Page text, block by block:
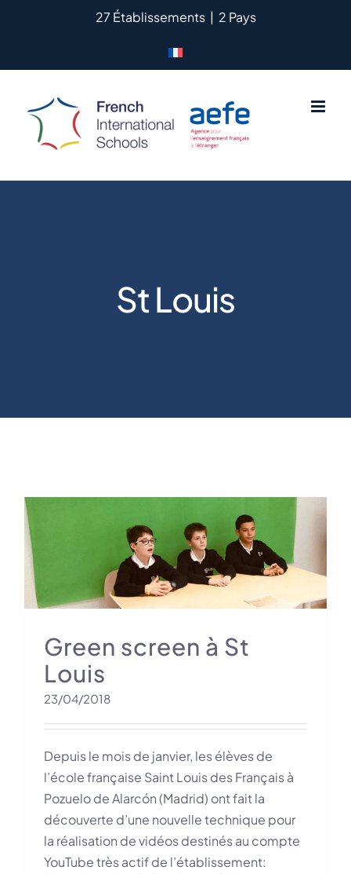
27 Établissements | 2 Pays
St Louis
Green screen à St
Louis
23/04/2018
Depuis le mois de janvier, les élèves de
l’école française Saint Louis des Français à
Pozuelo de Alarcón (Madrid) ont fait la
découverte d’une nouvelle technique pour
la réalisation de vidéos destinés au compte
YouTube très actif de l’établissement: